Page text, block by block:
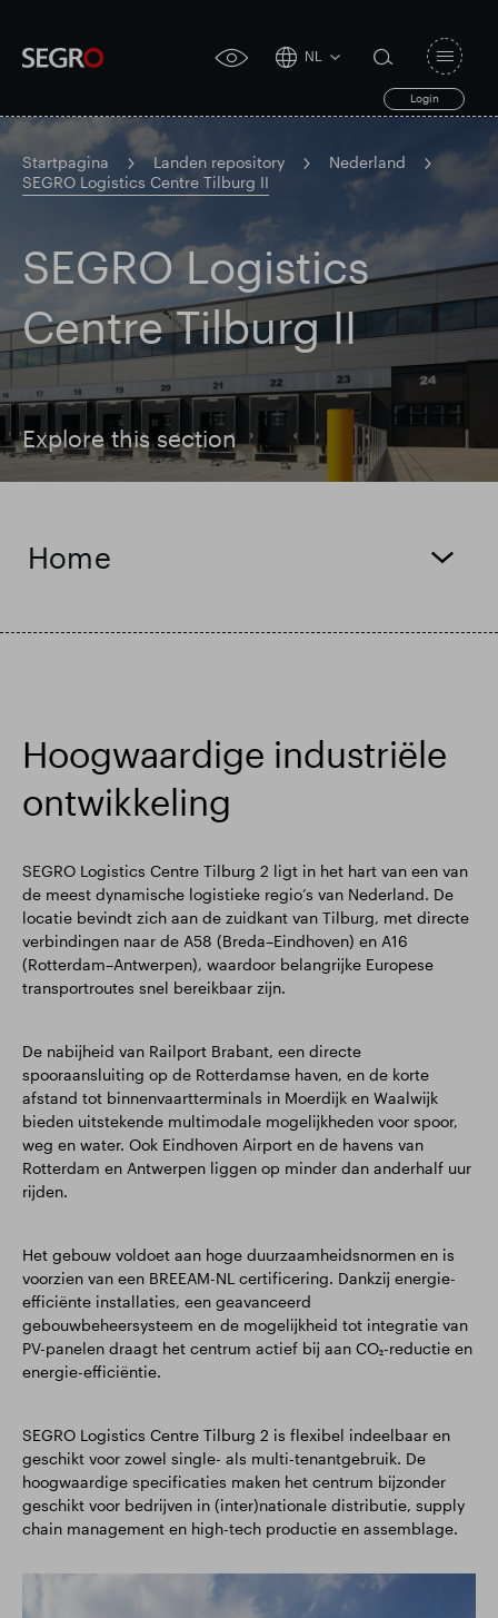
accessibility
NL
Login
search
form
Submit
search
Duidelijk
toggle
Startpagina Landen repository
Nederland
SEGRO Logistics Centre Tilburg II
SEGRO Logistics
Centre Tilburg II
Explore this section
Home
Hoogwaardige industriële
ontwikkeling
SEGRO Logistics Centre Tilburg 2 ligt in het hart van een van
de meest dynamische logistieke regio’s van Nederland. De
locatie bevindt zich aan de zuidkant van Tilburg, met directe
verbindingen naar de A58 (Breda–Eindhoven) en A16
(Rotterdam–Antwerpen), waardoor belangrijke Europese
transportroutes snel bereikbaar zijn.
De nabijheid van Railport Brabant, een directe
spooraansluiting op de Rotterdamse haven, en de korte
afstand tot binnenvaartterminals in Moerdijk en Waalwijk
bieden uitstekende multimodale mogelijkheden voor spoor,
weg en water. Ook Eindhoven Airport en de havens van
Rotterdam en Antwerpen liggen op minder dan anderhalf uur
rijden.
Het gebouw voldoet aan hoge duurzaamheidsnormen en is
voorzien van een BREEAM-NL certificering. Dankzij energie-
efficiënte installaties, een geavanceerd
gebouwbeheersysteem en de mogelijkheid tot integratie van
PV-panelen draagt het centrum actief bij aan CO₂-reductie en
energie-efficiëntie.
SEGRO Logistics Centre Tilburg 2 is flexibel indeelbaar en
geschikt voor zowel single- als multi-tenantgebruik. De
hoogwaardige specificaties maken het centrum bijzonder
geschikt voor bedrijven in (inter)nationale distributie, supply
chain management en high-tech productie en assemblage.